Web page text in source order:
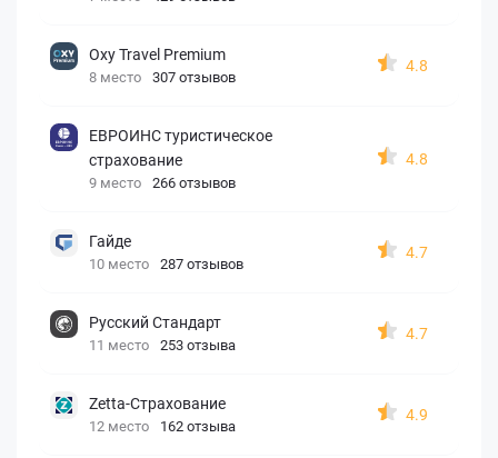
Oxy Travel Premium
8 место 307 отзывов
4.8
ЕВРОИНС туристическое
страхование
9 место 266 отзывов
4.8
Гайде
10 место 287 отзывов
4.7
Русский Стандарт
11 место 253 отзыва
4.7
Zetta-Страхование
12 место 162 отзыва
4.9